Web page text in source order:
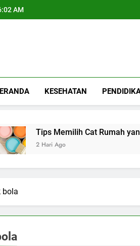
AM
KESEHATAN
Tips Memilih Cat Rumah yang
2 Hari Ago
bola